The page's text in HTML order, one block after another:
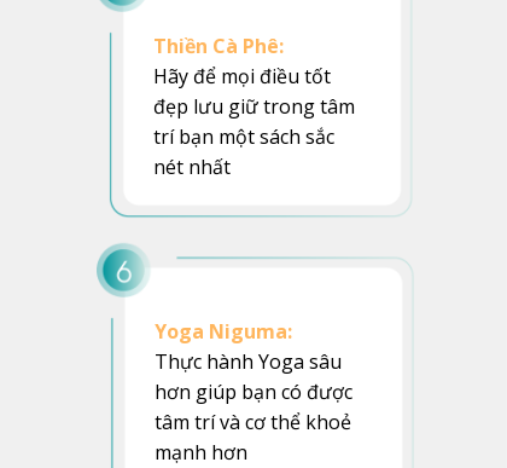
Thiền Cà Phê:
Hãy để mọi điều tốt
đẹp lưu giữ trong tâm
trí bạn một sách sắc
nét nhất
Yoga Niguma:
Thực hành Yoga sâu
hơn giúp bạn có được
tâm trí và cơ thể khoẻ
mạnh hơn